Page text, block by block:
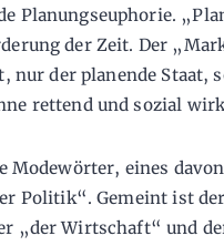
Planungseuphorie.
der Zeit. Der
nur der planende Staat,
rettend und sozial
Modewörter, eines
Politik“. Gemeint ist der
„der Wirtschaft“ und